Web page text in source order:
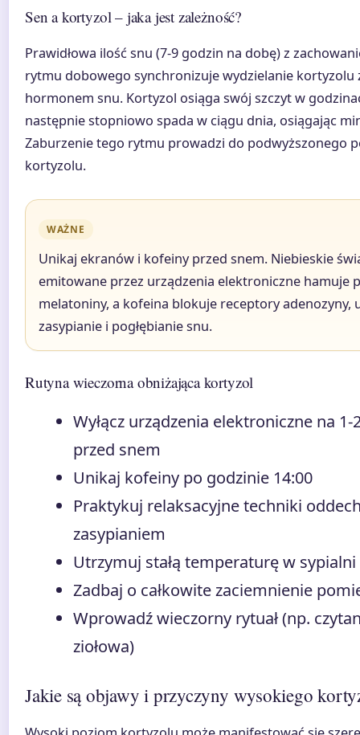
Sen a kortyzol – jaka jest zależność?
Prawidłowa ilość snu (7-9 godzin na dobę) z
rytmu dobowego synchronizuje wydzielanie kortyzolu
hormonem snu. Kortyzol osiąga swój szczyt w
następnie stopniowo spada w ciągu dnia, osiągając
Zaburzenie tego rytmu prowadzi do podwyższonego
kortyzolu.
WAŻNE
Unikaj ekranów i kofeiny przed snem. Niebieskie
emitowane przez urządzenia elektroniczne hamuje
melatoniny, a kofeina blokuje receptory adenozyny,
zasypianie i pogłębianie snu.
Rutyna wieczorna obniżająca kortyzol
Wyłącz urządzenia elektroniczne na 1-
przed snem
Unikaj kofeiny po godzinie 14:00
Praktykuj relaksacyjne techniki
zasypianiem
Utrzymuj stałą temperaturę w sypialni
Zadbaj o całkowite zaciemnienie
Wprowadź wieczorny rytuał (np.
ziołowa)
Jakie są objawy i przyczyny wysokiego